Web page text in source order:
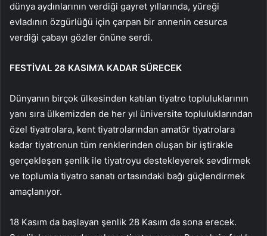
dünya aydınlarının verdiği gayret yıllarında, yüreği
evladının özgürlüğü için çarpan bir annenin cesurca
verdiği çabayı gözler önüne serdi.
FESTİVAL 28 KASIM’A KADAR SÜRECEK
Dünyanın birçok ülkesinden katılan tiyatro topluluklarının
yanı sıra ülkemizden de her yıl üniversite topluluklarından
özel tiyatrolara, kent tiyatrolarından amatör tiyatrolara
kadar tiyatronun tüm renklerinden oluşan bir iştirakle
gerçekleşen şenlik ile tiyatroyu destekleyerek sevdirmek
ve toplumla tiyatro sanatı ortasındaki bağı güçlendirmek
amaçlanıyor.
18 Kasım da başlayan şenlik 28 Kasım da sona erecek.